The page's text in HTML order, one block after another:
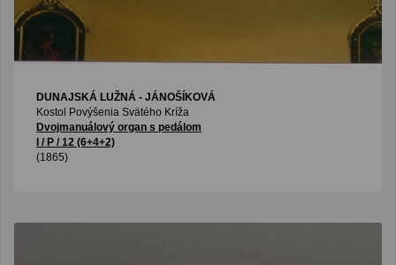
DUNAJSKÁ LUŽNÁ - JÁNOŠÍKOVÁ
Kostol Povýšenia Svätého Kríža
Dvojmanuálový organ s pedálom
I / P / 12 (6+4+2)
(1865)